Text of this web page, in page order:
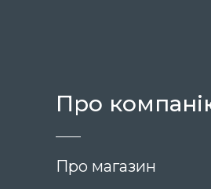
Про
Про магазин